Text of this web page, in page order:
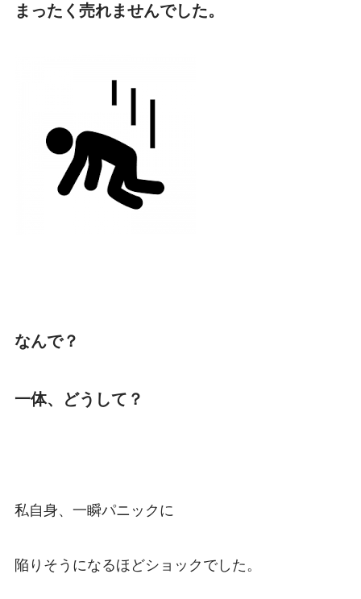
まったく売れませんでした。
なんで？
一体、どうして？
私自身、一瞬パニックに
陥りそうになるほどショックでした。